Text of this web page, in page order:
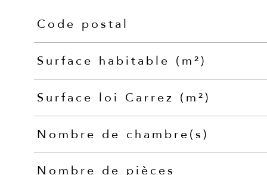
Caractéristiques Valeurs
Code postal
Surface habitable (m²)
Surface loi Carrez (m²)
Nombre de chambre(s)
Nombre de pièces